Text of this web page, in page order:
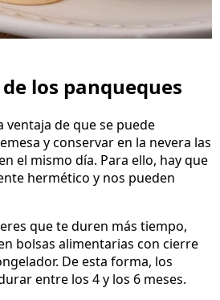
los panqueques
ventaja de que se puede
y conservar en la nevera las
el mismo día. Para ello, hay que
hermético y nos pueden
que te duren más tiempo,
bolsas alimentarias con cierre
De esta forma, los
entre los 4 y los 6 meses.